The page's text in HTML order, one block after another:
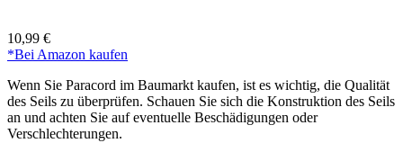
10,99 €
*Bei Amazon kaufen
Wenn Sie Paracord im Baumarkt kaufen, ist es wichtig, die Qualität
des Seils zu überprüfen. Schauen Sie sich die Konstruktion des Seils
an und achten Sie auf eventuelle Beschädigungen oder
Verschlechterungen.